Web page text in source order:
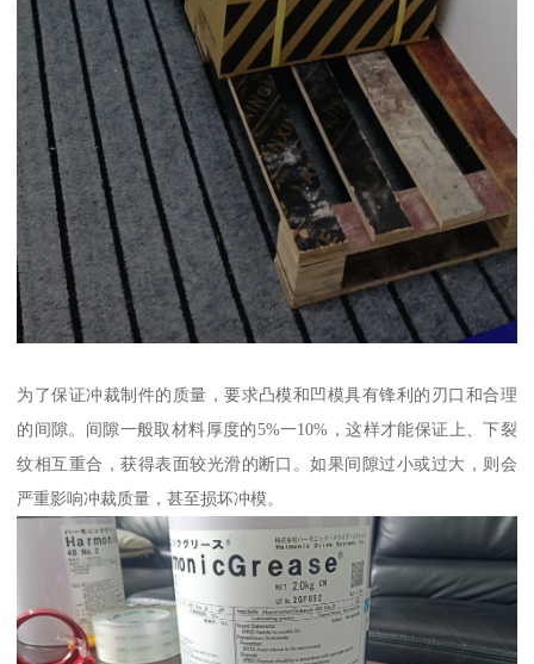
为了保证冲裁制件的质量，要求凸模和凹模具有锋利的刃口和合理
的间隙。间隙一般取材料厚度的5%一10%，这样才能保证上、下裂
纹相互重合，获得表面较光滑的断口。如果间隙过小或过大，则会
严重影响冲裁质量，甚至损坏冲模。